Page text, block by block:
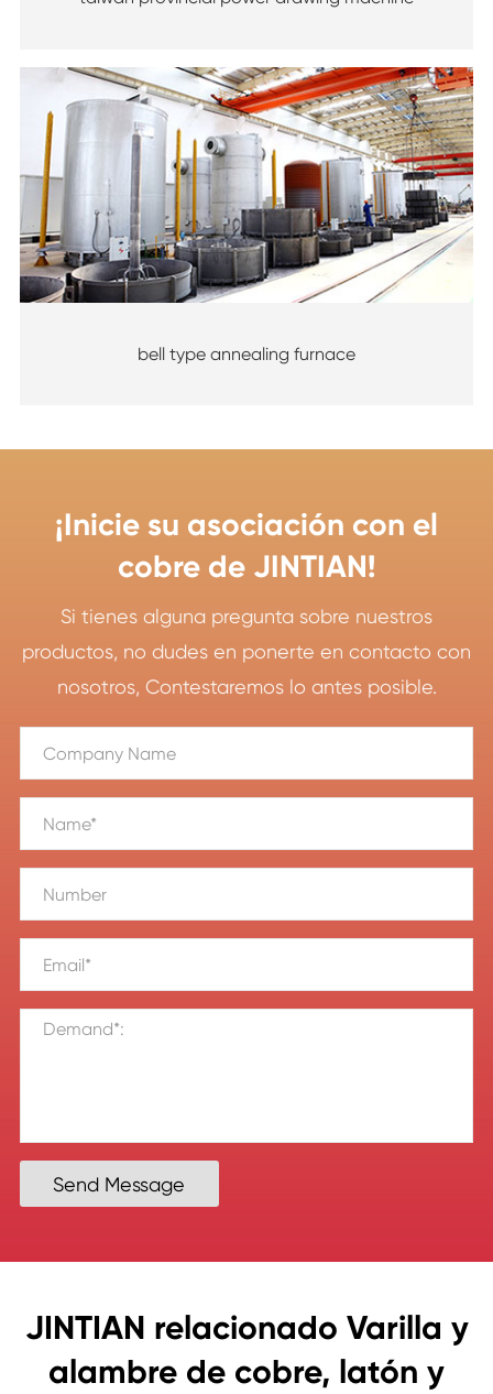
bell type annealing furnace
¡Inicie su asociación con el
cobre de JINTIAN!
Si tienes alguna pregunta sobre nuestros
productos, no dudes en ponerte en contacto con
nosotros, Contestaremos lo antes posible.
Send Message
JINTIAN relacionado Varilla y
alambre de cobre, latón y